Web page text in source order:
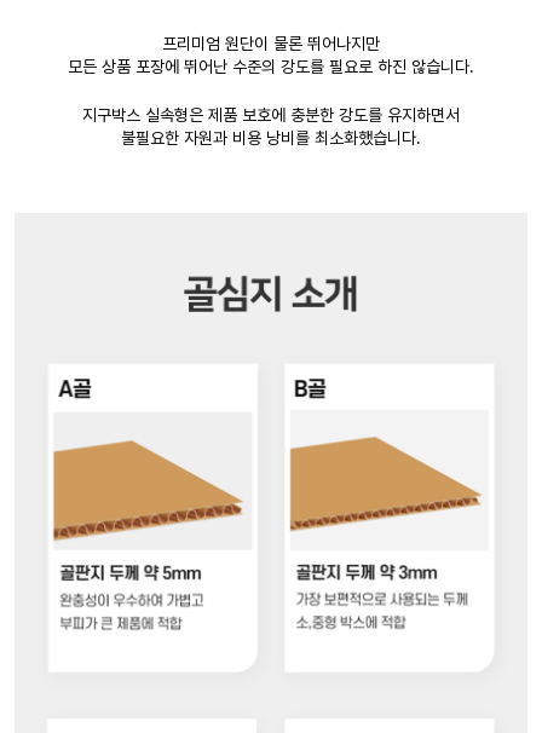
프리미엄 원단이 물론 뛰어나지만
모든 상품 포장에 뛰어난 수준의 강도를 필요로 하진 않습니다.
지구박스 실속형은 제품 보호에 충분한 강도를 유지하면서
불필요한 자원과 비용 낭비를 최소화했습니다.